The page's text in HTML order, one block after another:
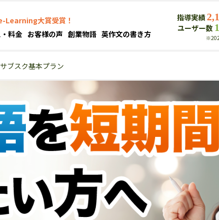
Learning大賞受賞！
料金 お客様の声 創業物語 英作文の書き方
指導実績
ユーザー数
サブスク基本プラン